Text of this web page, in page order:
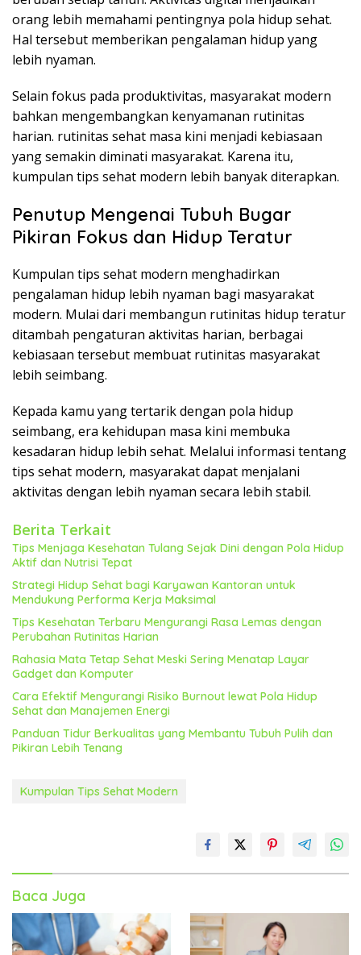
orang lebih memahami pentingnya pola hidup sehat.
Hal tersebut memberikan pengalaman hidup yang
lebih nyaman.
Selain fokus pada produktivitas, masyarakat modern
bahkan mengembangkan kenyamanan rutinitas
harian. rutinitas sehat masa kini menjadi kebiasaan
yang semakin diminati masyarakat. Karena itu,
kumpulan tips sehat modern lebih banyak diterapkan.
Penutup Mengenai Tubuh Bugar
Pikiran Fokus dan Hidup Teratur
Kumpulan tips sehat modern menghadirkan
pengalaman hidup lebih nyaman bagi masyarakat
modern. Mulai dari membangun rutinitas hidup teratur
ditambah pengaturan aktivitas harian, berbagai
kebiasaan tersebut membuat rutinitas masyarakat
lebih seimbang.
Kepada kamu yang tertarik dengan pola hidup
seimbang, era kehidupan masa kini membuka
kesadaran hidup lebih sehat. Melalui informasi tentang
tips sehat modern, masyarakat dapat menjalani
aktivitas dengan lebih nyaman secara lebih stabil.
Berita Terkait
Tips Menjaga Kesehatan Tulang Sejak Dini dengan Pola Hidup
Aktif dan Nutrisi Tepat
Strategi Hidup Sehat bagi Karyawan Kantoran untuk
Mendukung Performa Kerja Maksimal
Tips Kesehatan Terbaru Mengurangi Rasa Lemas dengan
Perubahan Rutinitas Harian
Rahasia Mata Tetap Sehat Meski Sering Menatap Layar
Gadget dan Komputer
Cara Efektif Mengurangi Risiko Burnout lewat Pola Hidup
Sehat dan Manajemen Energi
Panduan Tidur Berkualitas yang Membantu Tubuh Pulih dan
Pikiran Lebih Tenang
Kumpulan Tips Sehat Modern
Baca Juga